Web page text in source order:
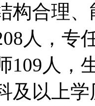
构合理
人，专
109人，
及以上